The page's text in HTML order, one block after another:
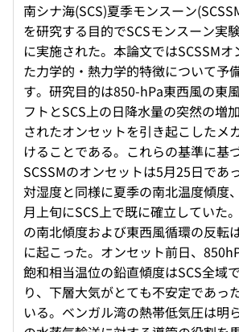
南シナ海(SCS)夏季モンスーン
を研究する目的でSCSモンスーン実
に実施された。本論文ではSCSSM
た力学的・熱力学的特徴について予
す。研究目的は850-hPa東西風の東
フトとSCS上の日降水量の突然の増
されたオンセットを引き起こしたメ
けることである。これらの基準に基
SCSSMのオンセットは5月25日であ
対湿度と同様に夏季の南北温度傾度
月上旬にSCS上で既に確立していた
の南北傾度および東西風循環の反転
に起こった。オンセット前日、
飽和相当温位の鉛直傾度はSCS全域
り、下層大気がとても不安定であっ
いる。ベンガル湾の熱帯低気圧は明